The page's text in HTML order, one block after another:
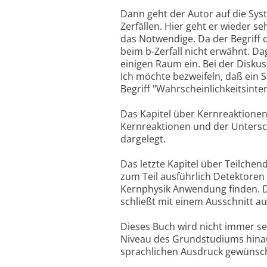
Dann geht der Autor auf die
Zerfällen. Hier geht er wieder
das Notwendige. Da der
beim b-Zerfall nicht erwähnt.
einigen Raum ein. Bei der
Ich möchte bezweifeln, daß ein
Begriff
Das Kapitel über
Kernreaktionen und der
dargelegt.
Das letzte Kapitel über
zum Teil ausführlich
Kernphysik Anwendung finden.
schließt mit einem Ausschnitt
Dieses Buch wird nicht immer
Niveau des Grundstudiums
sprachlichen Ausdruck